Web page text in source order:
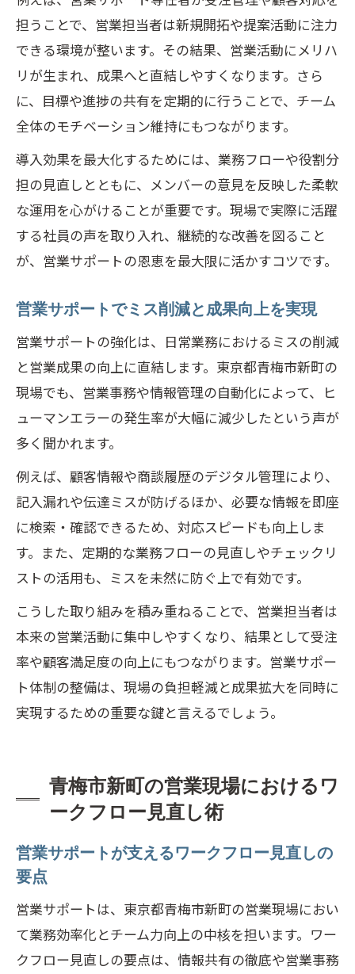
担うことで、営業担当者は新規開拓や提案活動に注力
できる環境が整います。その結果、営業活動にメリハ
リが生まれ、成果へと直結しやすくなります。さら
に、目標や進捗の共有を定期的に行うことで、チーム
全体のモチベーション維持にもつながります。
導入効果を最大化するためには、業務フローや役割分
担の見直しとともに、メンバーの意見を反映した柔軟
な運用を心がけることが重要です。現場で実際に活躍
する社員の声を取り入れ、継続的な改善を図ること
が、営業サポートの恩恵を最大限に活かすコツです。
営業サポートでミス削減と成果向上を実現
営業サポートの強化は、日常業務におけるミスの削減
と営業成果の向上に直結します。東京都青梅市新町の
現場でも、営業事務や情報管理の自動化によって、ヒ
ューマンエラーの発生率が大幅に減少したという声が
多く聞かれます。
例えば、顧客情報や商談履歴のデジタル管理により、
記入漏れや伝達ミスが防げるほか、必要な情報を即座
に検索・確認できるため、対応スピードも向上しま
す。また、定期的な業務フローの見直しやチェックリ
ストの活用も、ミスを未然に防ぐ上で有効です。
こうした取り組みを積み重ねることで、営業担当者は
本来の営業活動に集中しやすくなり、結果として受注
率や顧客満足度の向上にもつながります。営業サポー
ト体制の整備は、現場の負担軽減と成果拡大を同時に
実現するための重要な鍵と言えるでしょう。
青梅市新町の営業現場におけるワ
ークフロー見直し術
営業サポートが支えるワークフロー見直しの
要点
営業サポートは、東京都青梅市新町の営業現場におい
て業務効率化とチーム力向上の中核を担います。ワー
クフロー見直しの要点は、情報共有の徹底や営業事務